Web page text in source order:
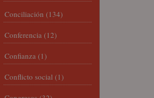
Conciliación (134)
Conferencia (12)
Confianza (1)
Conflicto social (1)